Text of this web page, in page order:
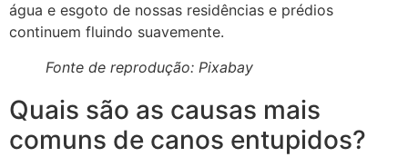
água e esgoto de nossas residências e prédios
continuem fluindo suavemente.
Fonte de reprodução: Pixabay
Quais são as causas mais
comuns de canos entupidos?